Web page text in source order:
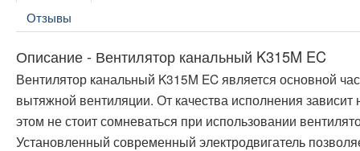
Отзывы
Описание - Вентилятор канальный K315M EC
Вентилятор канальный K315M EC является основной
вытяжной вентиляции. От качества исполнения
этом не стоит сомневаться при использовании
Установленный современный электродвигатель